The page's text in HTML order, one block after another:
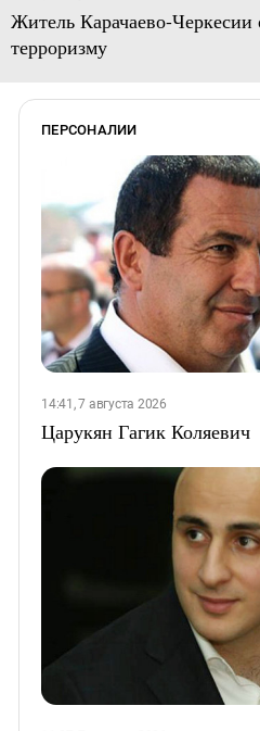
Житель Карачаево-
терроризму
ПЕРСОНАЛИИ
14:41, 7 августа 2026
Царукян Гагик Коляевич